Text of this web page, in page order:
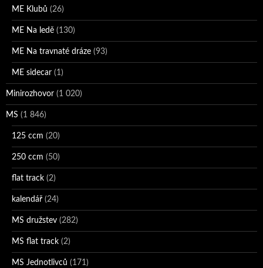
ME Klubů (26)
ME Na ledě (130)
ME Na travnaté dráze (93)
ME sidecar (1)
Minirozhovor (1 020)
MS (1 846)
125 ccm (20)
250 ccm (50)
flat track (2)
kalendář (24)
MS družstev (282)
MS flat track (2)
MS Jednotlivců (171)